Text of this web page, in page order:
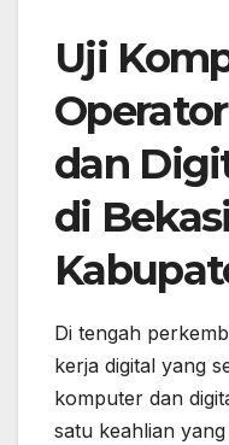
Uji
dan
di
Di tengah
kerja digital yang
komputer dan
satu keahlian